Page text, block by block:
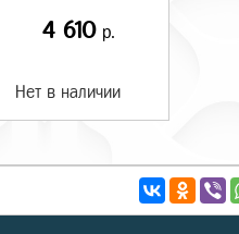
4 610 р.
Нет в наличии